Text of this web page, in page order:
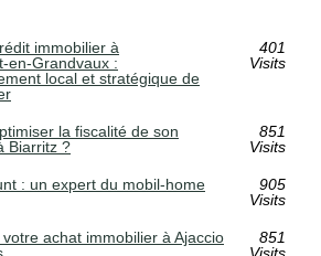
immobilier à
:
local et stratégique de
401
Visits
la fiscalité de son
Biarritz ?
851
Visits
: un expert du mobil-home
905
Visits
achat immobilier à Ajaccio
851